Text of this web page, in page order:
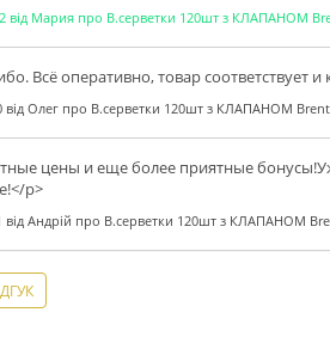
від Мария про В.серветки 120шт з КЛАПАНОМ
Всё оперативно, товар
від Олег про В.серветки 120шт з КЛАПАНОМ
цены и еще более приятные
p>
від Андрій про В.серветки 120шт з КЛАПАНОМ